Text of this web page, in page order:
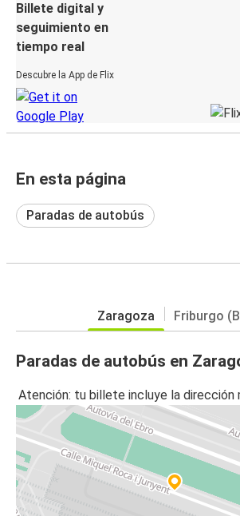
Billete digital y
seguimiento en
tiempo real
Descubre la App de Flix
En esta página
Paradas de autobús
Zaragoza Friburgo
Paradas de autobús en
Atención: tu billete incluye la dirección